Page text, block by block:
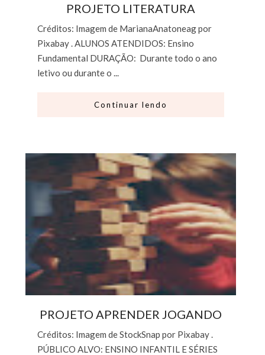
PROJETO LITERATURA
Créditos: Imagem de MarianaAnatoneag por
Pixabay . ALUNOS ATENDIDOS: Ensino
Fundamental DURAÇÃO: Durante todo o ano
letivo ou durante o ...
Continuar lendo
PROJETO APRENDER JOGANDO
Créditos: Imagem de StockSnap por Pixabay .
PÚBLICO ALVO: ENSINO INFANTIL E SÉRIES